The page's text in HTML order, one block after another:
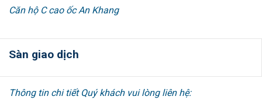
Căn hộ C cao ốc An Khang
Sàn giao dịch
Thông tin chi tiết Quý khách vui lòng liên hệ: